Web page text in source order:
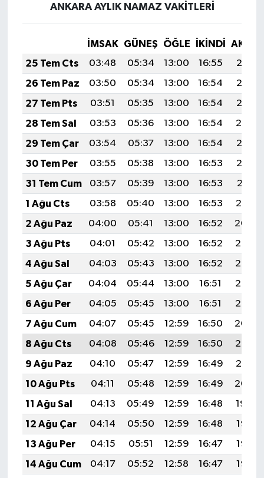
ANKARA AYLIK NAMAZ VAKITLERI
İMSAK GÜNEŞ ÖĞLE İKINDI
25 Tem Cts
03:48 05:34 13:00 16:55
20:17
26 Tem Paz
03:50 05:34 13:00 16:54
20:16
27 Tem Pts
03:51 05:35 13:00 16:54
20:15
28 Tem Sal
03:53 05:36 13:00 16:54
20:14
29 Tem Çar
03:54 05:37 13:00 16:54
20:13
30 Tem Per
03:55 05:38 13:00 16:53
20:12
31 Tem Cum
03:57 05:39 13:00 16:53
20:11
1 Ağu Cts
03:58 05:40 13:00 16:53
20:10
2 Ağu Paz
04:00 05:41 13:00 16:52
20:09
3 Ağu Pts
04:01 05:42 13:00 16:52
20:08
4 Ağu Sal
04:03 05:43 13:00 16:52
20:07
5 Ağu Çar
04:04 05:44 13:00 16:51
20:06
6 Ağu Per
04:05 05:45 13:00 16:51
20:05
7 Ağu Cum
04:07 05:45 12:59 16:50
20:04
8 Ağu Cts
04:08 05:46 12:59 16:50
20:02
9 Ağu Paz
04:10 05:47 12:59 16:49
20:01
10 Ağu Pts
04:11 05:48 12:59 16:49
20:00
11 Ağu Sal
04:13 05:49 12:59 16:48
19:59
12 Ağu Çar
04:14 05:50 12:59 16:48
19:57
13 Ağu Per
04:15 05:51 12:59 16:47
19:56
14 Ağu Cum
04:17 05:52 12:58 16:47
19:55